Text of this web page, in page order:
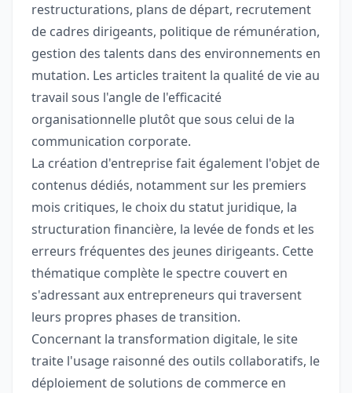
restructurations, plans de départ, recrutement
de cadres dirigeants, politique de rémunération,
gestion des talents dans des environnements en
mutation. Les articles traitent la qualité de vie au
travail sous l'angle de l'efficacité
organisationnelle plutôt que sous celui de la
communication corporate.
La création d'entreprise fait également l'objet de
contenus dédiés, notamment sur les premiers
mois critiques, le choix du statut juridique, la
structuration financière, la levée de fonds et les
erreurs fréquentes des jeunes dirigeants. Cette
thématique complète le spectre couvert en
s'adressant aux entrepreneurs qui traversent
leurs propres phases de transition.
Concernant la transformation digitale, le site
traite l'usage raisonné des outils collaboratifs, le
déploiement de solutions de commerce en